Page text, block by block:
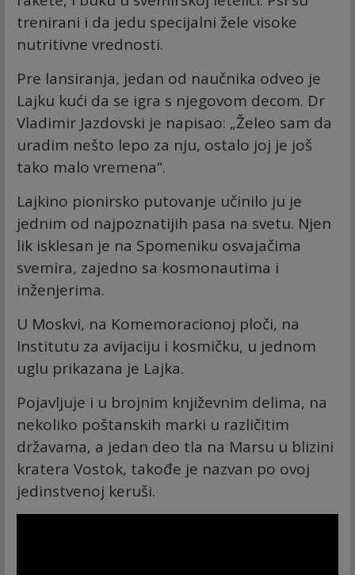
trenirani i da jedu specijalni žele visoke
nutritivne vrednosti.
Pre lansiranja, jedan od naučnika odveo je
Lajku kući da se igra s njegovom decom. Dr
Vladimir Jazdovski je napisao: „Želeo sam da
uradim nešto lepo za nju, ostalo joj je još
tako malo vremena“.
Lajkino pionirsko putovanje učinilo ju je
jednim od najpoznatijih pasa na svetu. Njen
lik isklesan je na Spomeniku osvajačima
svemira, zajedno sa kosmonautima i
inženjerima.
U Moskvi, na Komemoracionoj ploči, na
Institutu za avijaciju i kosmičku, u jednom
uglu prikazana je Lajka.
Pojavljuje i u brojnim književnim delima, na
nekoliko poštanskih marki u različitim
državama, a jedan deo tla na Marsu u blizini
kratera Vostok, takođe je nazvan po ovoj
jedinstvenoj keruši.